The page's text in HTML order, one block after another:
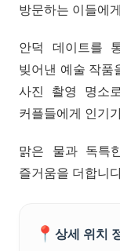
방문하는 이들에
안덕 데이트를
빚어낸 예술 작품
사진 촬영 명소
커플들에게 인기
맑은 물과 독특
즐거움을 더합니
📍 상세 위치